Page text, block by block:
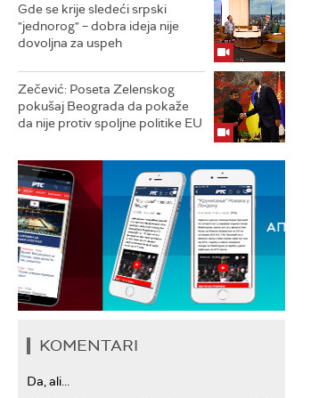
Gde se krije sledeći srpski
"jednorog" – dobra ideja nije
dovoljna za uspeh
Zečević: Poseta Zelenskog
pokušaj Beograda da pokaže
da nije protiv spoljne politike EU
KOMENTARI
Da, ali...